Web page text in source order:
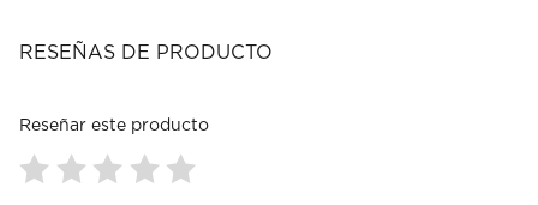
RESEÑAS DE PRODUCTO
Reseñar este producto